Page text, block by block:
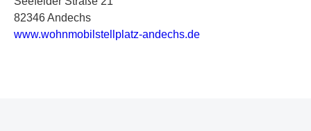
82346 Andechs
www.wohnmobilstellplatz-andechs.de